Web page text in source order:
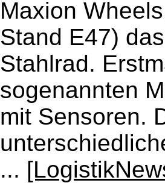
Maxion
Stand E47)
Stahlrad.
sogenannten
mit Sensoren.
...